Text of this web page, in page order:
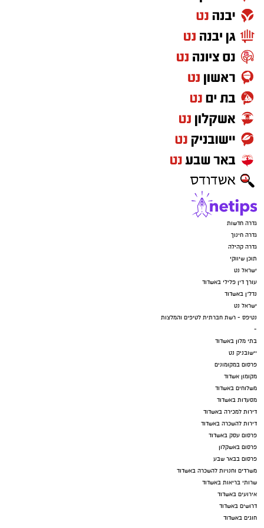
בשלב זה לכהן בתפקידו.
תוצאות ההצבעה צפויות לעורר הדים בזירה
הציבורית והפוליטית בגדרה, לאחר שרוב חברי
המועצה ביקשו להביא להשעייתו של המבקר, כמו
גם עצומה עליה חתמו עובדות במועצה המקומית.
יש לכם מידע חשוב שטרם נחשף? צילומים מאירוע
חדשותי? מצאתם טעות בכתבה? נשמח שתשתפו
אותנו
גדרה חדשות
גדרה חינוך
גדרה קהילה
תוכן שיווקי
ישראל נט
עורך דין פלילי באשדוד
נדל"ן באשדוד
ישראל נט
נטיפס - רשת חברתית לטיפים והמלצות
-
בתי מלון באשדוד
יישובניק נט
פרסום במקומונים
מקומון אשדוד
משלוחים באשדוד
מסעדות באשדוד
דירות למכירה באשדוד
דירות להשכרה באשדוד
פרסום עסק באשדוד
פרסום באשקלון
פרסום בבאר שבע
משרדים וחנויות להשכרה באשדוד
שרותי בריאות באשדוד
אירועים באשדוד
דרושים באשדוד
חוגים באשדוד